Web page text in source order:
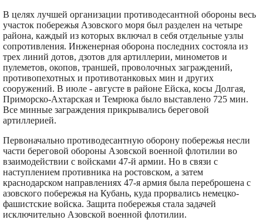
В целях лучшей организации противодесантной обороны весь
участок побережья Азовского моря был разделен на четыре
района, каждый из которых включал в себя отдельные узлы
сопротивления. Инженерная оборона последних состояла из
трех линий дотов, дзотов для артиллерии, минометов и
пулеметов, окопов, траншей, проволочных заграждений,
противопехотных и противотанковых мин и других
сооружений. В июле - августе в районе Ейска, косы Долгая,
Приморско-Ахтарская и Темрюка было выставлено 725 мин.
Все минные заграждения прикрывались береговой
артиллерией.
Первоначально противодесантную оборону побережья несли
части береговой обороны Азовской военной флотилии во
взаимодействии с войсками 47-й армии. Но в связи с
наступлением противника на ростовском, а затем
краснодарском направлениях 47-я армия была переброшена с
азовского побережья на Кубань, куда прорвались немецко-
фашистские войска. Защита побережья стала задачей
исключительно Азовской военной флотилии.